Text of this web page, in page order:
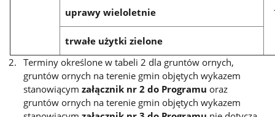
uprawy wieloletnie
trwałe użytki zielone
Terminy określone w tabeli 2 dla gruntów ornych,
gruntów ornych na terenie gmin objętych wykazem
stanowiącymzałącznik nr 2 do Programu oraz
gruntów ornych na terenie gmin objętych wykazem